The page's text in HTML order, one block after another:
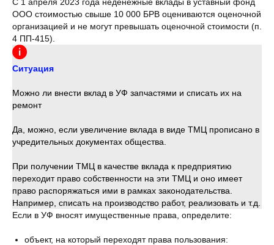
ООО стоимостью свыше 10 000 БРВ оцениваются оценочной
организацией и не могут превышать оценочной стоимости (п.
4 ПП-415).
Ситуация
Можно ли внести вклад в УФ запчастями и списать их на
ремонт
Да, можно, если увеличение вклада в виде ТМЦ прописано в
учредительных документах общества.
При получении ТМЦ в качестве вклада к предприятию
переходит право собственности на эти ТМЦ и оно имеет
право распоряжаться ими в рамках законодательства.
Например, списать на производство работ, реализовать и т.д.
Если в УФ вносят имущественные права, определите:
объект, на который переходят права пользования: